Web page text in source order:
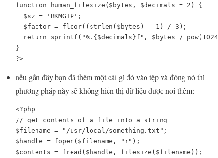
function
human_filesize ( $bytes , $decimals = 2 ) {
$sz = 'BKMGTP' ;
$factor = floor(( strlen ( $bytes ) - 1 ) / 3 );
return sprintf ( "%. { $decimals }f" , $bytes / pow( 1024
?>
nếu gần đây bạn đã thêm một cái gì đó vào tệp và đóng nó thì
phương pháp này sẽ không hiển thị dữ liệu được nối thêm:
$filename = "/usr/local/something.txt"
$handle = fopen ( $filename , "r"
$contents = fread ( $handle , filesize ( $filename